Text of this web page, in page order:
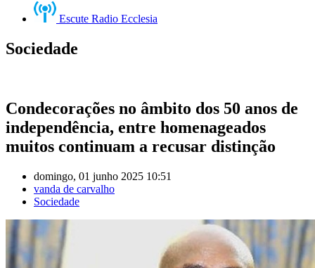
Escute Radio Ecclesia
Sociedade
Condecorações no âmbito dos 50 anos de
independência, entre homenageados
muitos continuam a recusar distinção
domingo, 01 junho 2025 10:51
vanda de carvalho
Sociedade